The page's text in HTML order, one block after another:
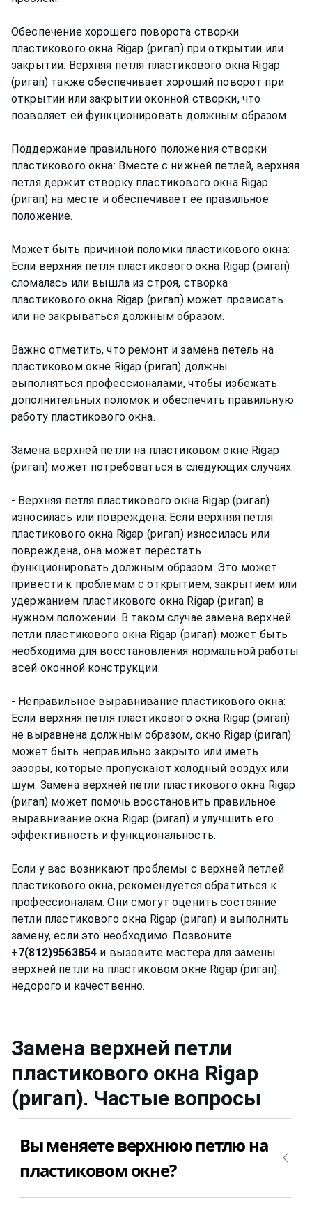
Обеспечение хорошего поворота створки
пластикового окна Rigap (ригап) при открытии или
закрытии: Верхняя петля пластикового окна Rigap
(ригап) также обеспечивает хороший поворот при
открытии или закрытии оконной створки, что
позволяет ей функционировать должным образом.
Поддержание правильного положения створки
пластикового окна: Вместе с нижней петлей, верхняя
петля держит створку пластикового окна Rigap
(ригап) на месте и обеспечивает ее правильное
положение.
Может быть причиной поломки пластикового окна:
Если верхняя петля пластикового окна Rigap (ригап)
сломалась или вышла из строя, створка
пластикового окна Rigap (ригап) может провисать
или не закрываться должным образом.
Важно отметить, что ремонт и замена петель на
пластиковом окне Rigap (ригап) должны
выполняться профессионалами, чтобы избежать
дополнительных поломок и обеспечить правильную
работу пластикового окна.
Замена верхней петли на пластиковом окне Rigap
(ригап) может потребоваться в следующих случаях:
- Верхняя петля пластикового окна Rigap (ригап)
износилась или повреждена: Если верхняя петля
пластикового окна Rigap (ригап) износилась или
повреждена, она может перестать
функционировать должным образом. Это может
привести к проблемам с открытием, закрытием или
удержанием пластикового окна Rigap (ригап) в
нужном положении. В таком случае замена верхней
петли пластикового окна Rigap (ригап) может быть
необходима для восстановления нормальной работы
всей оконной конструкции.
- Неправильное выравнивание пластикового окна:
Если верхняя петля пластикового окна Rigap (ригап)
не выравнена должным образом, окно Rigap (ригап)
может быть неправильно закрыто или иметь
зазоры, которые пропускают холодный воздух или
шум. Замена верхней петли пластикового окна Rigap
(ригап) может помочь восстановить правильное
выравнивание окна Rigap (ригап) и улучшить его
эффективность и функциональность.
Если у вас возникают проблемы с верхней петлей
пластикового окна, рекомендуется обратиться к
профессионалам. Они смогут оценить состояние
петли пластикового окна Rigap (ригап) и выполнить
замену, если это необходимо. Позвоните
+7(812)9563854 и вызовите мастера для замены
верхней петли на пластиковом окне Rigap (ригап)
Замена верхней петли
пластикового окна Rigap
(ригап). Частые вопросы
Вы меняете верхнюю петлю на
пластиковом окне?